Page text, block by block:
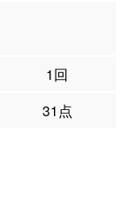
1回
31点